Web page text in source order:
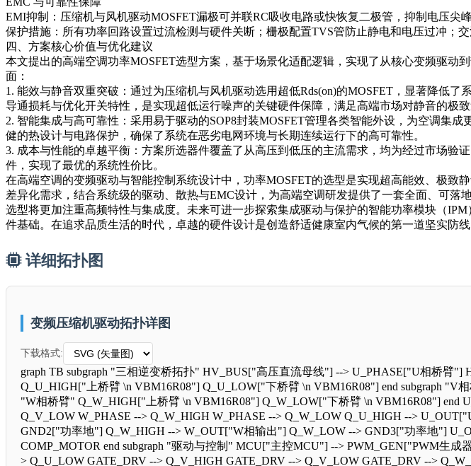
EMI抑制：压缩机与风机驱动MOSFET漏极可并联RC吸收电路或快恢复二极管，抑制电压尖峰
保护措施：所有功率回路设置过流检测与硬件关断；栅极配置TVS管防止静电和电压过冲；
四、方案核心价值与优化建议
本文提出的高端空调功率MOSFET选型方案，基于场景化适配逻辑，实现了从核心变频驱
面：
1. 能效与静音双重突破：通过为压缩机与风机驱动选用超低Rds(on)的MOSFET，显著降低
导通损耗与优化开关特性，是实现超低运行噪声的关键硬件保障，满足高端市场对静音的极致
2. 智能集成与高可靠性：采用易于驱动的SOP8封装MOSFET管理各类智能外设，为空调集
健的热设计与电路保护，确保了系统在恶劣电网环境与长期连续运行下的高可靠性。
3. 成本与性能的卓越平衡：方案所选器件覆盖了从高压到低压的主流需求，均为经过市场
件，实现了最优的系统性价比。
在高端空调的变频驱动与智能控制系统设计中，功率MOSFET的选型是实现超高能效、极
差异化需求，结合系统级的驱动、散热与EMC设计，为高端空调研发提供了一套全面、可
选型将更加注重高频特性与集成度。未来可进一步探索集成驱动与保护的智能功率模块（
件基础。在追求品质生活的时代，卓越的硬件设计是创造舒适健康室内气候的第一道坚实防线
详细拓扑图
变频压缩机驱动拓扑详图
下载格式:
graph TB subgraph "三相逆变桥拓扑" HV_BUS["高压直流母线"] --> U_PHASE["U相桥臂
Q_U_HIGH["上桥臂 \n VBM16R08"] Q_U_LOW["下桥臂 \n VBM16R08"] end subgraph "V
"W相桥臂" Q_W_HIGH["上桥臂 \n VBM16R08"] Q_W_LOW["下桥臂 \n VBM16R08"] end
Q_V_LOW W_PHASE --> Q_W_HIGH W_PHASE --> Q_W_LOW Q_U_HIGH -->
GND2["功率地"] Q_W_HIGH --> W_OUT["W相输出"] Q_W_LOW --> GND3["功率地"]
COMP_MOTOR end subgraph "驱动与控制" MCU["主控MCU"] --> PWM_GEN["PWM生
> Q_U_LOW GATE_DRV --> Q_V_HIGH GATE_DRV --> Q_V_LOW GATE_DRV -->